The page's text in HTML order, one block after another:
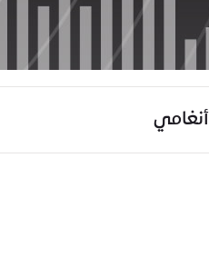
أنغامي